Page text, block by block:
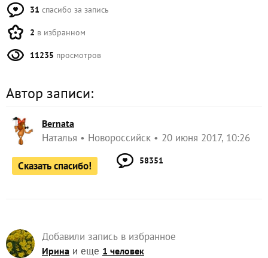
31 спасибо за запись
2 в избранном
11235 просмотров
Автор записи:
Bernata
Наталья Новороссийск 20 июня 2017, 10:26
Сказать спасибо! 58351
Добавили запись в избранное
Ирина и еще 1 человек